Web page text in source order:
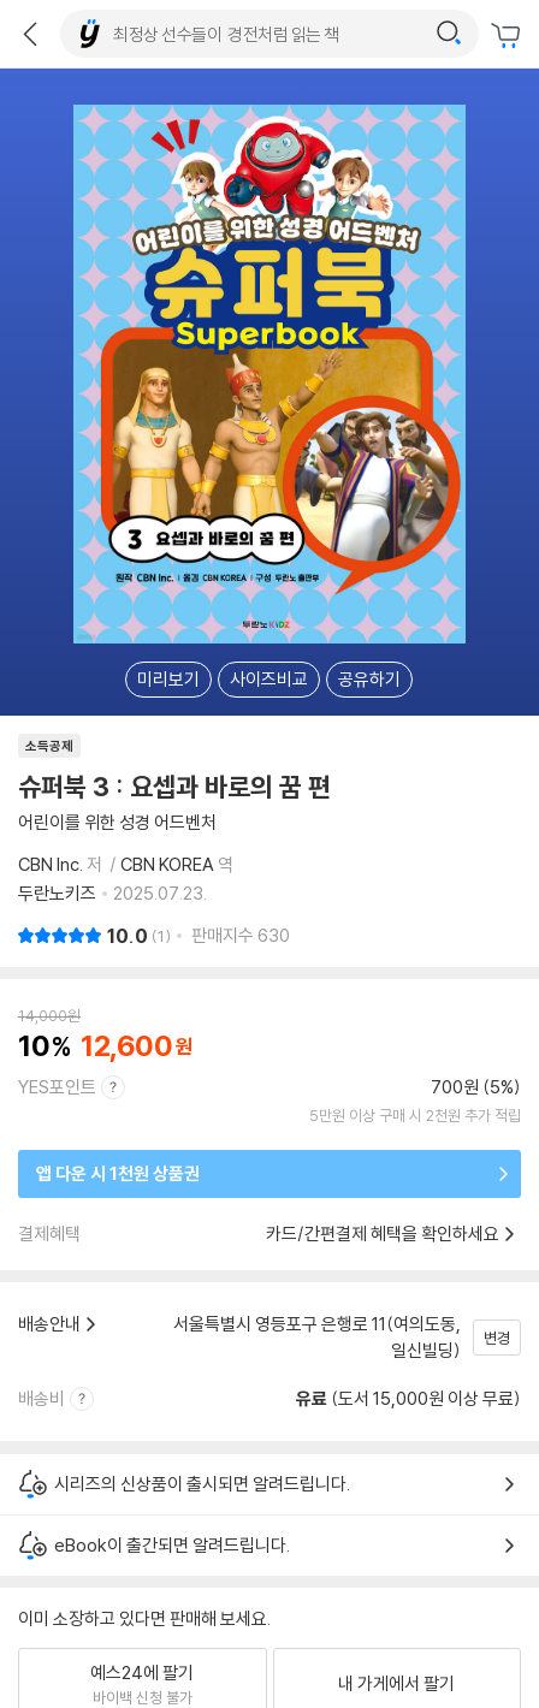
미리보기 사이즈비교 공유하기
소득공제
슈퍼북 3 : 요셉과 바로의 꿈 편
어린이를 위한 성경 어드벤처
CBN Inc. 저 CBN KOREA 역
두란노키즈
2025.07.23.
10.0 1 판매지수 630
14,000원
10 12,600
YES포인트 700원 (5%)
5만원 이상 구매 시 2천원 추가 적립
앱 다운 시 1천원 상품권
결제혜택 카드/간편결제 혜택을 확인하세요
배송안내
서울특별시 영등포구 은행로 11(여의도동,
일신빌딩)
변경
배송비 유료 (도서 15,000원 이상 무료)
시리즈의 신상품이 출시되면 알려드립니다.
eBook이 출간되면 알려드립니다.
이미 소장하고 있다면 판매해 보세요.
예스24에 팔기
바이백 신청 불가
내 가게에서 팔기